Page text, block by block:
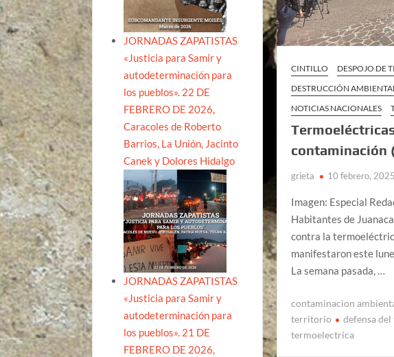
CINTILLO
DESPOJO DE
DESTRUCCIÓN
NOTICIAS NACIONALES
contaminación
grieta 10 febrero, 2025
Imagen: Especial
Habitantes de
contra la
manifestaron este
La semana pasada, …
contaminacion
territorio
defensa
termoelectrica
JORNADAS ZAPATISTAS
«Justicia para Samir y
autodeterminación para
los pueblos». 22 DE
FEBRERO DE 2026,
Caracoles de Roberto
Barrios, La Unión, Jacinto
Canek y Dolores Hidalgo
JORNADAS ZAPATISTAS
«Justicia para Samir y
autodeterminación para
los pueblos». 21 DE
FEBRERO DE 2026,